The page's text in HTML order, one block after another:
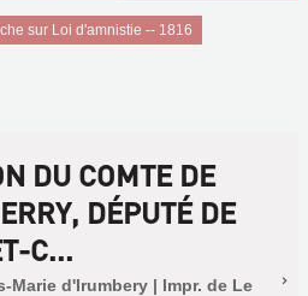
sur Loi d'amnistie -- 1816
DU COMTE DE
DÉPUTÉ DE
C...
Marie d'Irumbery | Impr. de Le